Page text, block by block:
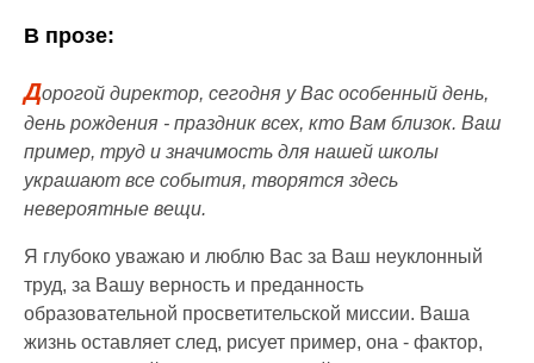
В прозе:
Дорогой директор, сегодня у Вас особенный день,
день рождения - праздник всех, кто Вам близок. Ваш
пример, труд и значимость для нашей школы
украшают все события, творятся здесь
невероятные вещи.
Я глубоко уважаю и люблю Вас за Ваш неуклонный
труд, за Вашу верность и преданность
образовательной просветительской миссии. Ваша
жизнь оставляет след, рисует пример, она - фактор,